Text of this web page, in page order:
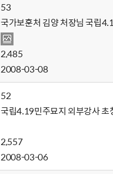
53
국가보훈처 김양 처장님 국립
2,485
2008-03-08
52
국립4.19민주묘지 외부강사 초
2,557
2008-03-06